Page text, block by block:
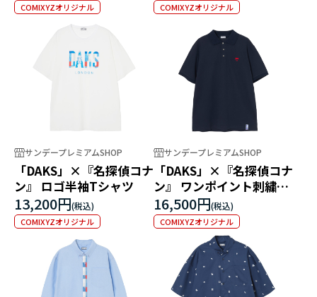
COMIXYZオリジナル COMIXYZオリジナル
サンデープレミアムSHOP
「DAKS」×『名探偵コナ
ン』 ロゴ半袖Tシャツ
13,200円
COMIXYZオリジナル
サンデープレミアムSHOP
「DAKS」×『名探偵コナ
ン』 ワンポイント刺繍半
袖ポロシャツ
16,500円
COMIXYZオリジナル